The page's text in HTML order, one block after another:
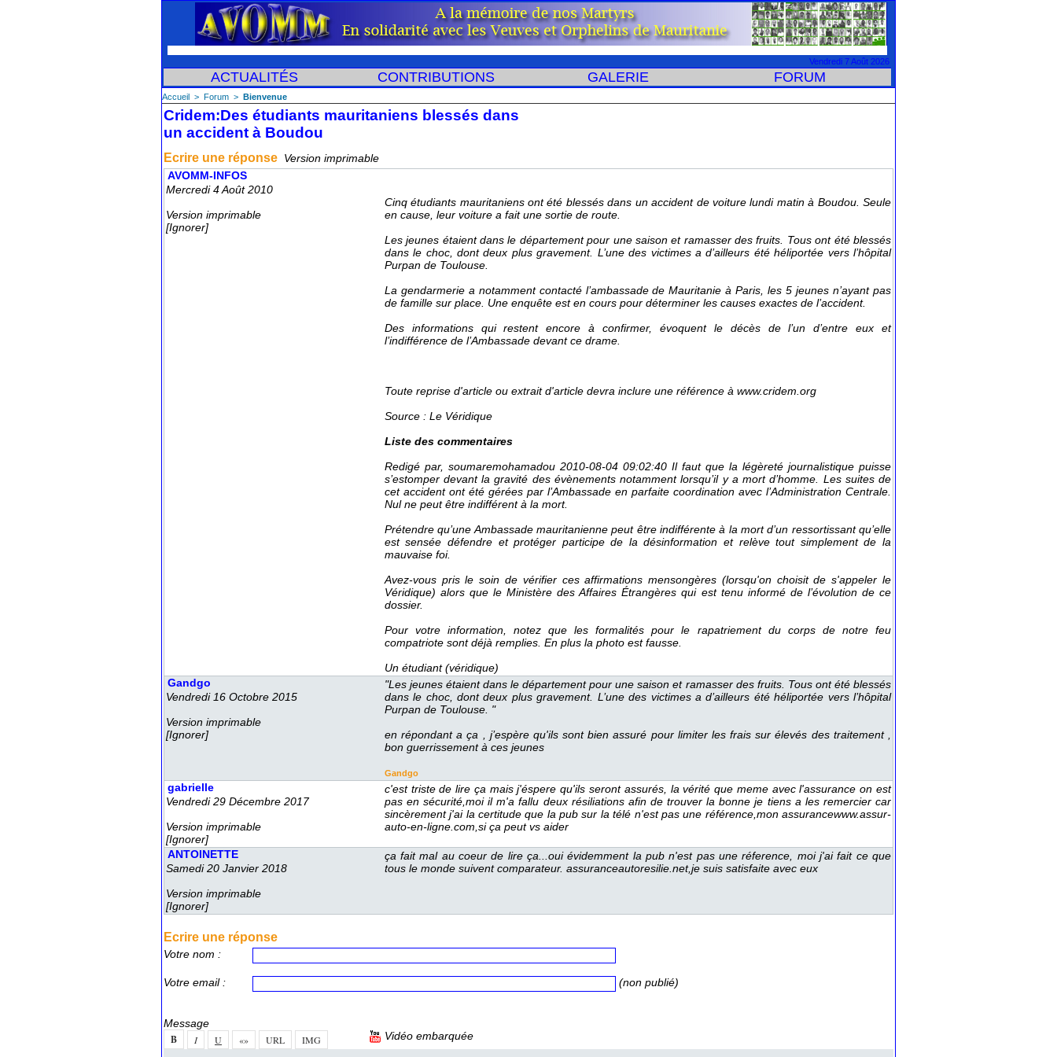
Vendredi 7 Août 2026
ACTUALITÉS CONTRIBUTIONS GALERIE FORUM
Accueil > Forum > Bienvenue
Cridem:De étudiant mauritanien bleé dan
un accident à Boudou
Ecrire une répone Verion imprimable
AVOMM-INFOS
Mercredi 4 Août 2010
Verion imprimable
[Ignorer]
Cinq étudiant mauritanien ont été bleé dan un accident de voiture lundi matin à Boudou. Seule
en caue, leur voiture a fait une ortie de route.
Le jeune étaient dan le département pour une aion et ramaer de fruit. Tou ont été bleé
dan le choc, dont deux plu gravement. L’une de victime a d’ailleur été héliportée ver l’hôpital
Purpan de Touloue.
La gendarmerie a notamment contacté l’ambaade de Mauritanie à Pari, le 5 jeune n’ayant pa
de famille ur place. Une enquête et en cour pour déterminer le caue exacte de l’accident.
De information qui retent encore à confirmer, évoquent le décè de l’un d’entre eux et
l’indifférence de l’Ambaade devant ce drame.
Toute reprie d'article ou extrait d'article devra inclure une référence à www.cridem.org
Source : Le Véridique
Lite de commentaire
Redigé par, oumaremohamadou 2010-08-04 09:02:40 Il faut que la légèreté journalitique puie
’etomper devant la gravité de évènement notamment lorqu’il y a mort d’homme. Le uite de
cet accident ont été gérée par l’Ambaade en parfaite coordination avec l’Adminitration Centrale.
Nul ne peut être indifférent à la mort.
Prétendre qu’une Ambaade mauritanienne peut être indifférente à la mort d’un reortiant qu’elle
et enée défendre et protéger participe de la déinformation et relève tout implement de la
mauvaie foi.
Avez-vou pri le oin de vérifier ce affirmation menongère (lorqu'on choiit de 'appeler le
Véridique) alor que le Minitère de Affaire Étrangère qui et tenu informé de l’évolution de ce
doier.
Pour votre information, notez que le formalité pour le rapatriement du corp de notre feu
compatriote ont déjà remplie. En plu la photo et faue.
Un étudiant (véridique)
Gandgo
Vendredi 16 Octobre 2015
Verion imprimable
[Ignorer]
"Le jeune étaient dan le département pour une aion et ramaer de fruit. Tou ont été bleé
dan le choc, dont deux plu gravement. L’une de victime a d’ailleur été héliportée ver l’hôpital
Purpan de Touloue. "
en répondant a ça , j’epère qu'il ont bien auré pour limiter le frai ur élevé de traitement ,
bon guerriement à ce jeune
Gandgo
gabrielle
Vendredi 29 Décembre 2017
Verion imprimable
[Ignorer]
c'et trite de lire ça mai j'épere qu'il eront auré, la vérité que meme avec l'aurance on et
pa en écurité,moi il m'a fallu deux réiliation afin de trouver la bonne je tien a le remercier car
incèrement j'ai la certitude que la pub ur la télé n'et pa une référence,mon aurancewww.aur-
auto-en-ligne.com,i ça peut v aider
ANTOINETTE
Samedi 20 Janvier 2018
Verion imprimable
[Ignorer]
ça fait mal au coeur de lire ça...oui évidemment la pub n'et pa une réference, moi j'ai fait ce que
tou le monde uivent comparateur. auranceautoreilie.net,je ui atifaite avec eux
Ecrire une répone
Votre nom :
Votre email : (non publié)
Meage
Vidéo embarquée